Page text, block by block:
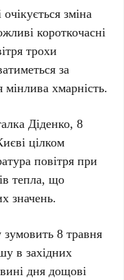
очікується зміна
короткочасні
трохи
за
мінлива хмарність.
Діденко,8
цілком
повітря при
тепла, що
значень.
зумовить8 травня
в західних
дня дощові